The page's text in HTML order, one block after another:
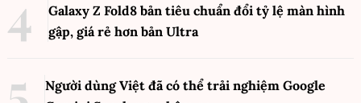
Galaxy Z Fold8 bản tiêu chuẩn đổi tỷ lệ màn hình
gập, giá rẻ hơn bản Ultra
Người dùng Việt đã có thể trải nghiệm Google